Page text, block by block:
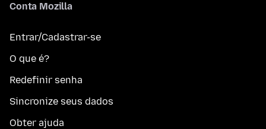
Conta Mozilla
Entrar/Cadastrar-se
O que é?
Redefinir senha
Sincronize seus dados
Obter ajuda